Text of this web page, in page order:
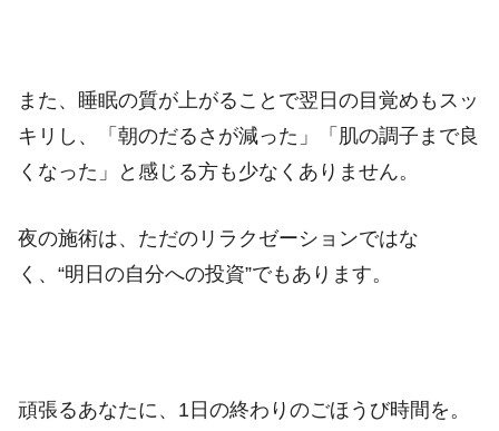
また、睡眠の質が上がることで翌日の目覚めもスッ
キリし、「朝のだるさが減った」「肌の調子まで良
くなった」と感じる方も少なくありません。
夜の施術は、ただのリラクゼーションではな
く、“明日の自分への投資”でもあります。
頑張るあなたに、1日の終わりのごほうび時間を。